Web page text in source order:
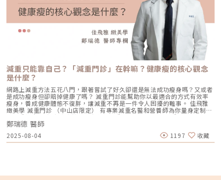
減重只能靠自己？「減重門診」在幹嘛？健康瘦的核心觀念
是什麼？
網路上減重方法五花八門，跟著嘗試了好久卻還是無法成功瘦身嗎？又或者
是成功瘦身但卻賠掉健康了嗎？ 減重門診能幫助你以最適合的方式有效率
瘦身，養成健康體態不復胖，讓減重不再是一件令人困擾的難事。 佳飛雅
緻美學 減重門診 （中山店限定） 有專業減重名醫和營養師為你量身定制專
屬減重計畫 讓你脂肪消散，健康瘦身！重點摘要：00:23 減重門診到底是
在做什麼呢？01:12 什麼人不適合168斷食？02:15 健康瘦身方式是什麼
呢？03:36 什麼樣的人適合減重門診？05:19 全身上下哪一個部位最難瘦？
👉佳飛雅醫美集團youtobe頻道👉佳飛雅醫美集團FB粉絲專頁👉佳飛雅醫
美集團IG👉佳飛雅 緻美學官網關注👉鄭瑞德醫師FB關注👉鄭瑞德醫師IG
鄭瑞德 醫師
2025-08-04 1197 收藏